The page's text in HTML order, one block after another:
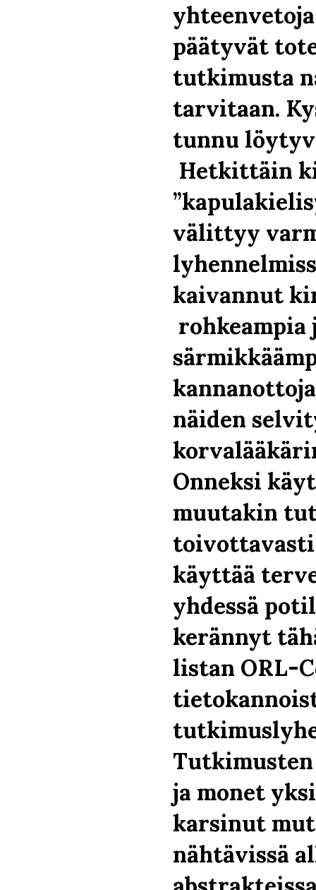
päätyvät
tutkimusta
tarvitaan.
tunnu
Hetkittäin
välittyy
kaivannut
rohkeampia
näiden
Onneksi
muutakin
toivottavasti
käyttää
yhdessä
kerännyt
listan ORL-
ja monet
karsinut
nähtävissä